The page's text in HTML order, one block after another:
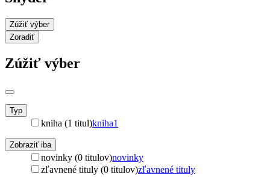
Zúžiť výber
Zoradiť
Zúžiť výber
Typ
kniha (1 titul)kniha1
Zobraziť iba
novinky (0 titulov)novinky
zľavnené tituly (0 titulov)zľavnené tituly